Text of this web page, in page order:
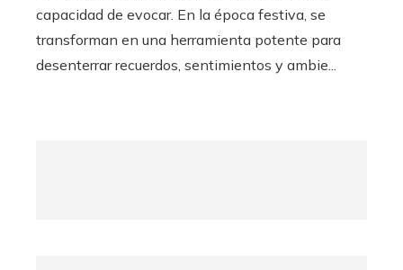
capacidad de evocar. En la época festiva, se
transforman en una herramienta potente para
desenterrar recuerdos, sentimientos y ambie...